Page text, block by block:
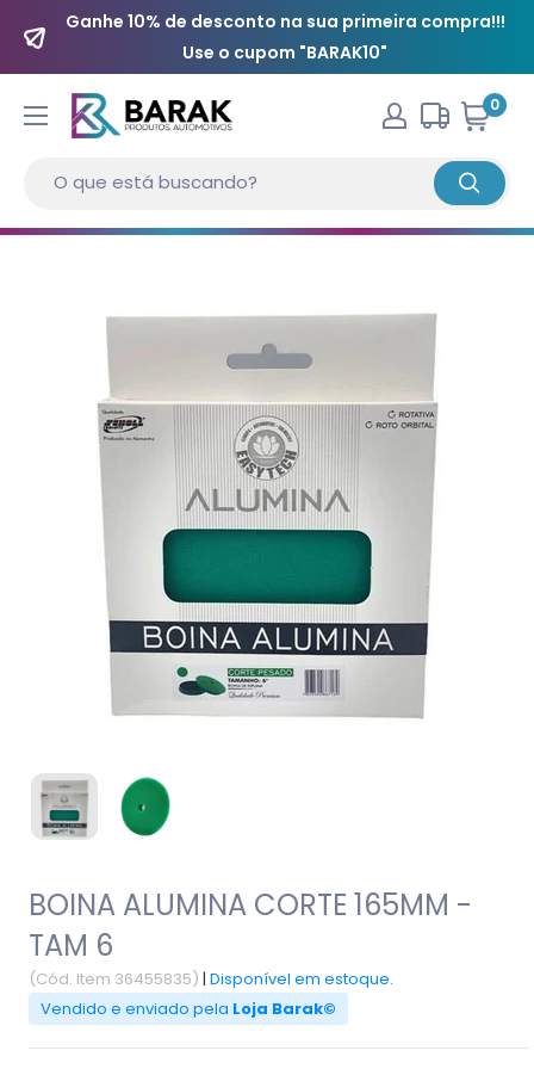
Ganhe 10% de desconto na sua primeira compra!!!
Use o cupom "BARAK10"
0
BOINA ALUMINA CORTE 165MM -
TAM 6
(Cód. Item 36455835) | Disponível em estoque.
Vendido e enviado pela Loja Barak©